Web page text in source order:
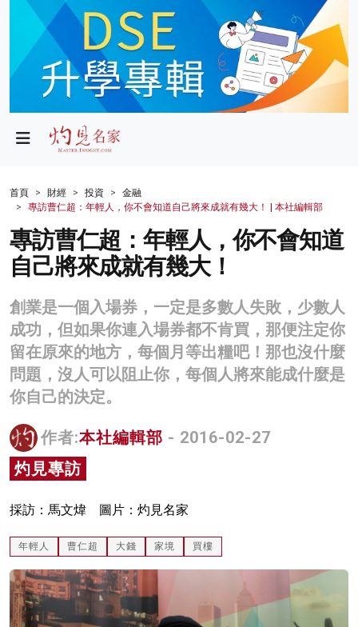
政局
財經
生活
健康
商業
科技
影片
名家榜
關於我們
首頁 財經 投資
金融
專訪曹仁超：年輕人，你不會知道自己將來成就有幾大！ | 本社編輯部
專訪曹仁超：年輕人，你不會知道
自己將來成就有幾大！
創業是一個入場券，一定是多數人失敗，少數人
成功，但如果你連入場券都不肯買，那便注定你
留在原來的地方，每個月等出糧吧！那也沒什麼
問題，沒人可以阻止你，每個人將來能成什麼是
你自己的決定。
作者:本社編輯部 - 2016-02-27
灼見專訪
採訪：馬文煒 圖片：灼見名家
年輕人 曹仁超 大錢 家境 買樓